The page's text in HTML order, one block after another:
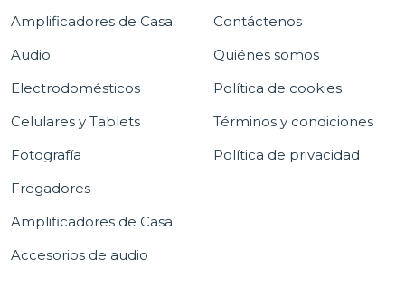
Amplificadores de Casa
Audio
Electrodomésticos
Celulares y Tablets
Fotografía
Fregadores
Amplificadores de Casa
Accesorios de audio
Contáctenos
Quiénes somos
Política de cookies
Términos y condiciones
Política de privacidad